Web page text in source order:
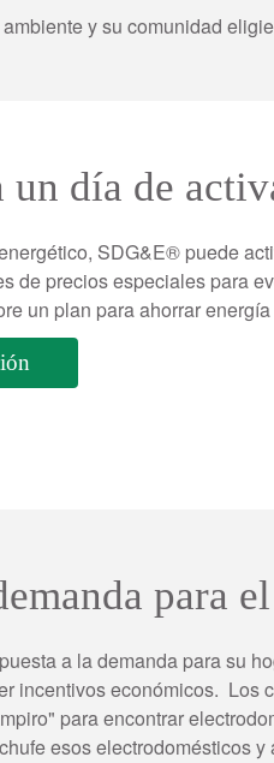
y su comunidad
un día de
SDG&E® puede
de precios especiales para
un plan para ahorrar
para
a la demanda para su
incentivos económicos. Los
para encontrar
esos electrodomésticos y